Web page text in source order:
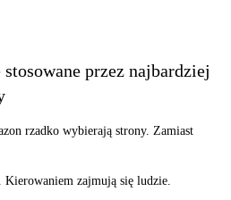
przez najbardziej
rzadko wybierają strony. Zamiast
Kierowaniem zajmują się ludzie.